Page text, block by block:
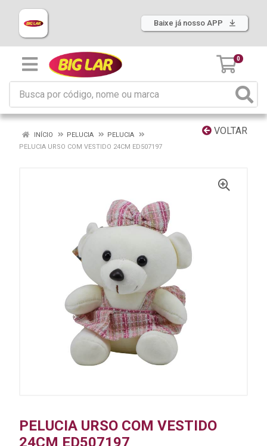
Baixe já nosso APP
0
VOLTAR
INÍCIO PELUCIA
PELUCIA
PELUCIA URSO COM VESTIDO 24CM ED507197
PELUCIA URSO COM VESTIDO
24CM ED507197